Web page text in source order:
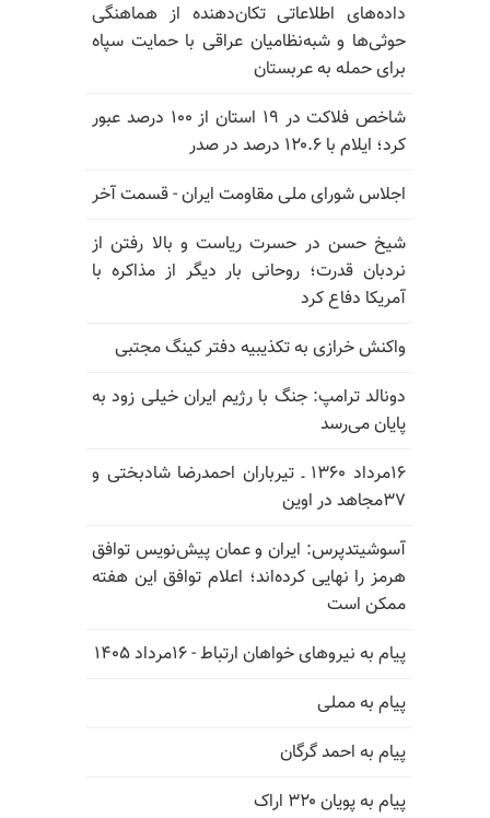
داده‌های اطلاعاتی تکان‌دهنده از هماهنگی
حوثی‌ها و شبه‌نظامیان عراقی با حمایت سپاه
برای حمله به عربستان
شاخص فلاکت در ۱۹ استان از ۱۰۰ درصد عبور
کرد؛ ایلام با ۱۲۰.۶ درصد در صدر
اجلاس شورای ملی مقاومت ایران - قسمت آخر
شیخ حسن در حسرت ریاست و بالا رفتن از
نردبان قدرت؛ روحانی بار دیگر از مذاکره با
آمریکا دفاع کرد
واکنش خرازی به تکذیبیه دفتر کینگ مجتبی
دونالد ترامپ: جنگ با رژیم ایران خیلی زود به
پایان می‌رسد
۱۶مرداد ۱۳۶۰ ـ تیرباران احمدرضا شادبختی و
۳۷مجاهد در اوین
آسوشیتدپرس: ایران و عمان پیش‌نویس توافق
هرمز را نهایی کرده‌اند؛ اعلام توافق این هفته
ممکن است
پیام به نیروهای خواهان ارتباط - ۱۶مرداد ۱۴۰۵
پیام به مملی
پیام به احمد گرگان
پیام به پویان ۳۲۰ اراک